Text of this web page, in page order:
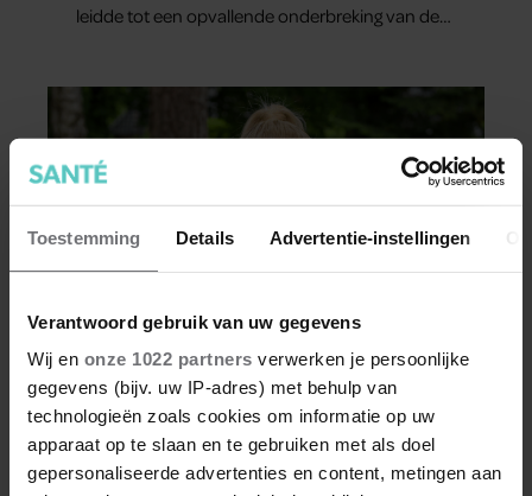
Toestemming Details Advertentie-instellingen
Verantwoord gebruik van uw gegevens
Wij en onze 1022 partners verwerken je persoonlijke
gegevens (bijv. uw IP-adres) met behulp van
technologieën zoals cookies om informatie op uw
apparaat op te slaan en te gebruiken met als doel
gepersonaliseerde advertenties en content, metingen aan
leidde tot een opvallende onderbreking van de
GEZOND
Samantha Steenwijk over hectiek na
The Voice: ‘Na een optreden moest ik
in de auto kotsen’